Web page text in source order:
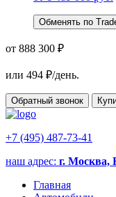
Обменять
от 888 300 ₽
или 494 ₽/день.
Обратный звонок
+7 (495) 487-73-41
наш адрес: г. Москва,
Главная